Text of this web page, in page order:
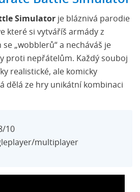
Simulator je bláznivá parodie
které si vytváříš armády z
„wobblerů“ a necháváš je
proti nepřátelům. Každý souboj
realistické, ale komicky
dělá ze hry unikátní kombinaci
10
multiplayer